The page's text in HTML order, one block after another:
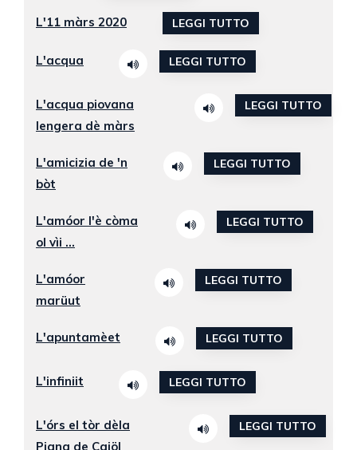
L'11 màrs 2020 LEGGI TUTTO
L'acqua LEGGI TUTTO
L'acqua piovana
lengera dè màrs
LEGGI TUTTO
L'amicizia de 'n
bòt
LEGGI TUTTO
L'amóor l'è còma
ol vìi ...
LEGGI TUTTO
L'amóor
marüut
LEGGI TUTTO
L'apuntamèet LEGGI TUTTO
L'infiniit LEGGI TUTTO
L'órs el tòr dèla
Piana de Caiöl
LEGGI TUTTO